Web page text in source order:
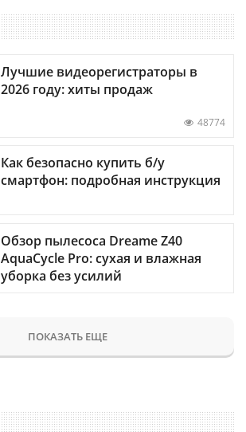
Лучшие видеорегистраторы в
2026 году: хиты продаж
48774
Как безопасно купить б/у
смартфон: подробная инструкция
Обзор пылесоса Dreame Z40
AquaCycle Pro: сухая и влажная
уборка без усилий
ПОКАЗАТЬ ЕЩЕ